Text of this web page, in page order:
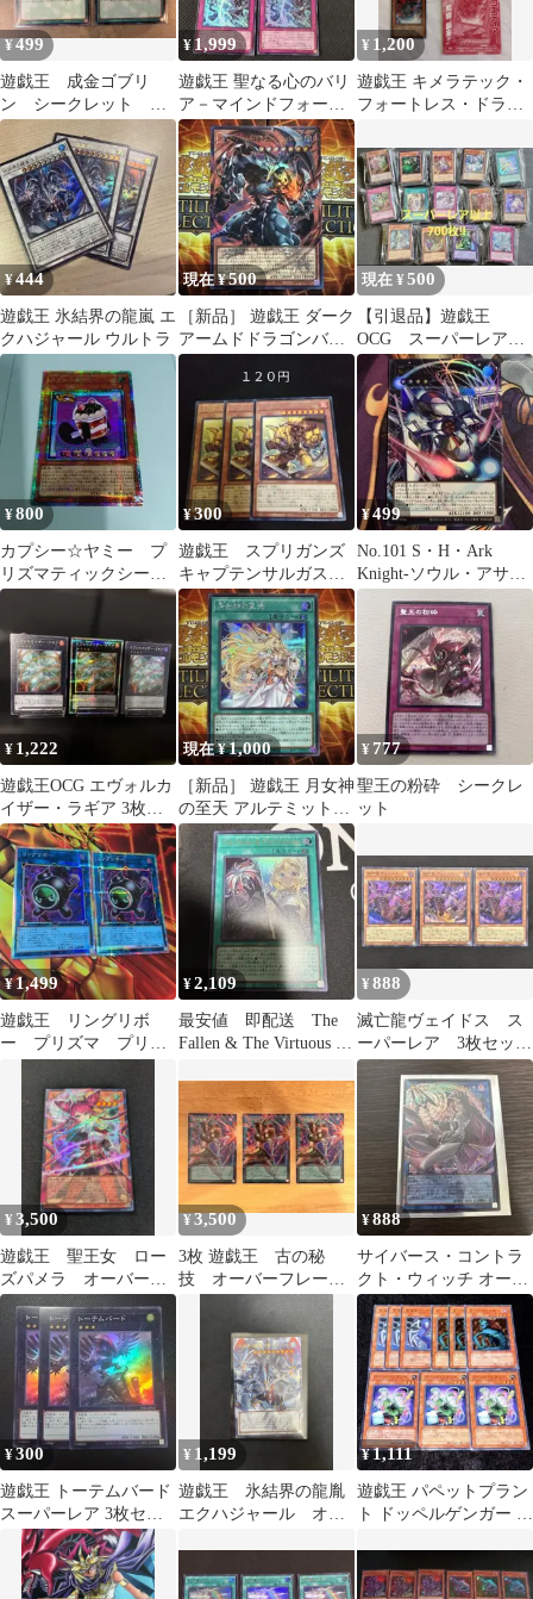
¥499
遊戯王 成金ゴブリ
ン シークレット ウ
ルトラ 各1枚
¥ 1,999
遊戯王 聖なる心のバリ
ア－マインドフォース
－ 4枚セット
¥ 1,200
遊戯王 キメラテック・
フォートレス・ドラゴ
¥444
遊戯王 氷結界の龍嵐 エ
クハジャール ウルトラ
現在 ¥500
［新品］ 遊戯王 ダーク
アームドドラゴンバニ
ッシャー オーバーフレ
ーム ウルトラ
現在 ¥500
【引退品】遊戯王
OCG スーパーレア以
上 700枚 まとめ売り
¥800
カプシー☆ヤミー プ
リズマティックシーク
レットレア プリシク
¥300
遊戯王 スプリガンズ
キャプテンサルガス
② 字レア ３枚 効
果
¥499
No.101 S・H・Ark
Knight-ソウル・アサイ
ラム オーバーフレー
¥ 1,222
遊戯王OCG エヴォルカ
イザー・ラギア 3枚セ
ット
現在 ¥1,000
［新品］ 遊戯王 月女神
の至天 アルテミットス
カイ シークレットレア
¥ 777
聖王の粉砕 シークレ
ット
¥1,499
遊戯王 リングリボ
ー プリズマ プリシ
¥2,109
最安値 即配送 The
Fallen & The Virtuous ウ
¥888
滅亡龍ヴェイドス ス
ーパーレア 3枚セッ
ト WPP5
¥3,500
遊戯王 聖王女 ロー
ズパメラ オーバーフ
レームウルトラ
¥3,500
3枚 遊戯王 古の秘
技 オーバーフレー
¥888
サイバース・コントラ
クト・ウィッチ オーバ
ーフレーム ウルトラ
¥300
遊戯王 トーテムバード
スーパーレア 3枚セッ
¥ 1,199
遊戯王 氷結界の龍胤
エクハジャール オー
¥1,111
遊戯王 パペットプラン
ト ドッペルゲンガー 傀